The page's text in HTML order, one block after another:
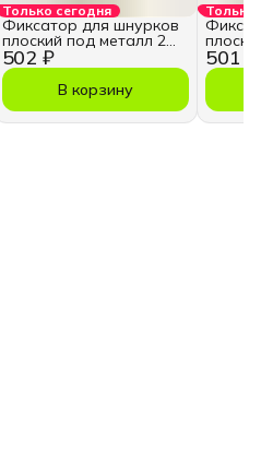
Только сегодня
502 ₽
Фиксатор для шнурков
плоский под металл 2
отверстия 20 шт
В корзину
Только
501 ₽